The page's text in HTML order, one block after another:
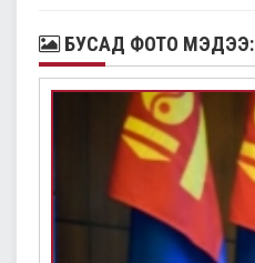
БУСАД ФОТО МЭДЭЭ: